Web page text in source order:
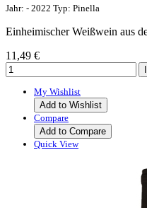
Jahr: - 2022 Typ: Pinella
Einheimischer Weißwein aus
11,49 €
My Wishlist
Add to Wishlist
Compare
Add to Compare
Quick View